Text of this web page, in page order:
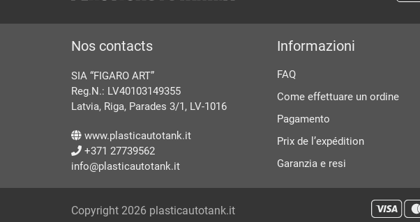
Nos contacts
SIA “FIGARO ART”
Reg.N.: LV40103149355
Latvia, Riga, Parades 3/1, LV-1016
www.plasticautotank.it
+371 27739562
info@plasticautotank.it
Informazioni
FAQ
Come effettuare un ordine
Pagamento
Prix ​​de l’expédition
Garanzia e resi
Copyright 2026 plasticautotank.it